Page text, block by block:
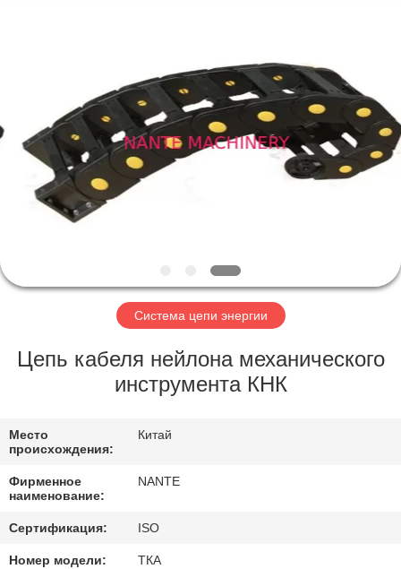
ГЛАВНАЯ
СТРАНИЦА
ПРОДУКТЫ
НАС
ФАБРИКА
УПРАВЛЕНИЯ
СВЯЗАТЬСЯ
С
НАМИ
Система цепи энергии
Цепь кабеля нейлона механического
инструмента КНК
Место
происхождения:
Китай
Фирменное
наименование:
NANTE
Сертификация: ISO
Номер модели: ТКА